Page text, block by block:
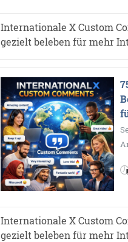
Internationale X Custom
gezielt beleben für mehr
Internationale X Custom
gezielt beleben für mehr